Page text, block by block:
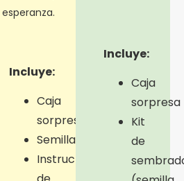
esperanza.
Incluye:
Caja
sorpresa
Semilla
Instructivo
Incluye:
Caja
sorpresa
Kit
de